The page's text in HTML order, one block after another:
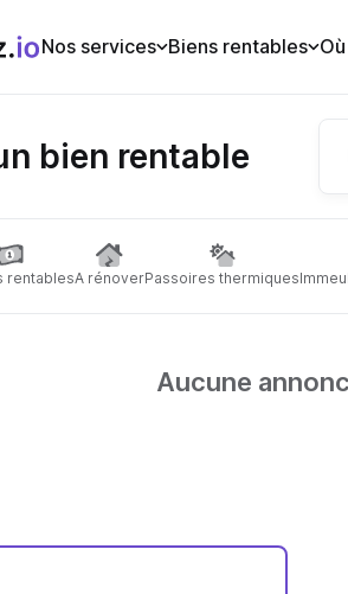
Nos services Biens rentables
bien rentable
rentablesA rénoverPassoires thermiques
Aucune